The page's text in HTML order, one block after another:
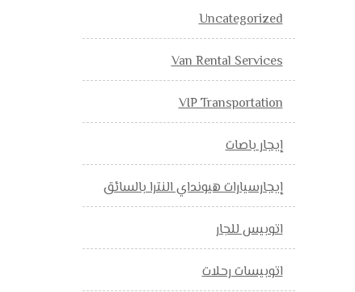
Uncategorized
Van Rental Services
VIP Transportation
إيجار باصات
إيجارسيارات هيونداي النترا بالسائق
اتوبيس للجار
اتوبيسات رحلات